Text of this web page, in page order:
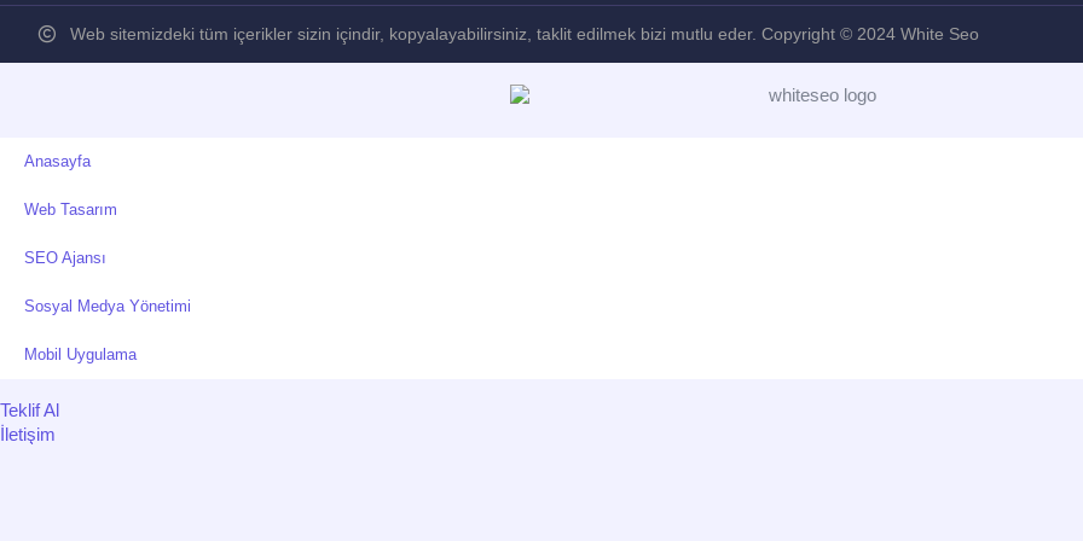
Web sitemizdeki tüm içerikler sizin içindir, kopyalayabilirsiniz, taklit edilmek bizi mutlu eder. Copyright © 2024 White Seo
Anasayfa
Web Tasarım
SEO Ajansı
Sosyal Medya Yönetimi
Mobil Uygulama
Teklif Al
İletişim